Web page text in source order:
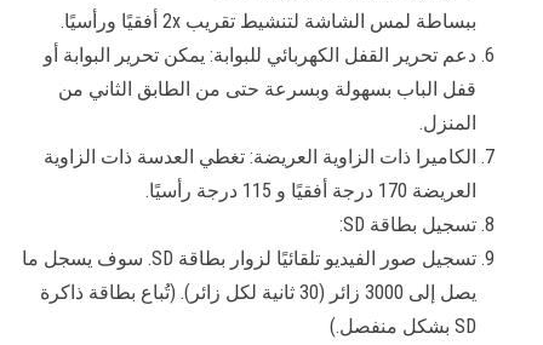
ببساطة لمس الشاشة لتنشيط تقريب 2x أفقيًا ورأسيًا.
دعم تحرير القفل الكهربائي للبوابة: يمكن تحرير البوابة أو
قفل الباب بسهولة وبسرعة حتى من الطابق الثاني من
المنزل.
الكاميرا ذات الزاوية العريضة: تغطي العدسة ذات الزاوية
العريضة 170 درجة أفقيًا و 115 درجة رأسيًا.
تسجيل بطاقة SD:
تسجيل صور الفيديو تلقائيًا لزوار بطاقة SD. سوف يسجل ما
يصل إلى 3000 زائر (30 ثانية لكل زائر). (تُباع بطاقة ذاكرة
SD بشكل منفصل.)